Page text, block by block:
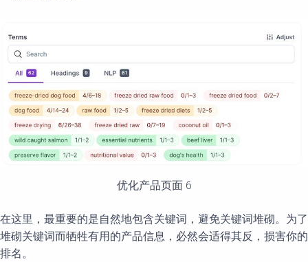
优化产品页面 6
在这里，最重要的是自然地包含关键词，避免关键词堆砌。为了
堆砌关键词而牺牲有用的产品信息，必然会适得其反，损害你的
排名。